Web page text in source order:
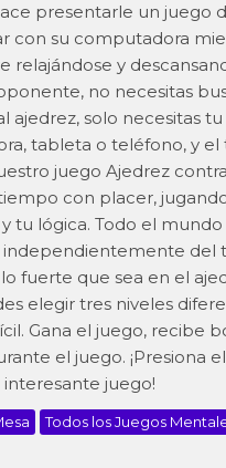
presentarle un juego
con su computadora
relajándose y
no necesitas
ajedrez, solo necesitas tu
tableta o teléfono, y el
juego Ajedrez
con placer,
tu lógica. Todo el
independientemente del
fuerte que sea en el
elegir tres niveles
Gana el juego, recibe
el juego. ¡Presiona
juego!
Todos los Juegos